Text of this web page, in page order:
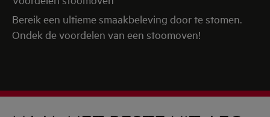
Bereik een ultieme smaakbeleving door te stomen.
Ondek de voordelen van een stoomoven!